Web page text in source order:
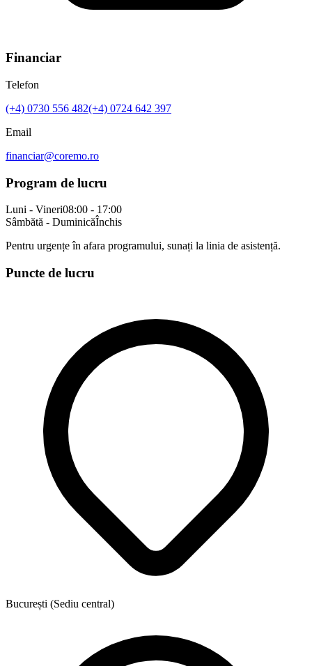
Financiar
Telefon
(+4) 0730 556 482(+4) 0724 642 397
Email
financiar@coremo.ro
Program de lucru
Luni - Vineri08:00 - 17:00
Sâmbătă - DuminicăÎnchis
Pentru urgențe în afara programului, sunați la linia de asistență.
Puncte de lucru
București (Sediu central)